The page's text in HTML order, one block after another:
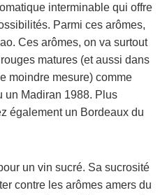
interminable qui offre
Parmi ces arômes,
Ces arômes, on va surtout
matures (et aussi dans
moindre mesure) comme
un Madiran 1988. Plus
également un Bordeaux du
un vin sucré. Sa sucrosité
contre les arômes amers du